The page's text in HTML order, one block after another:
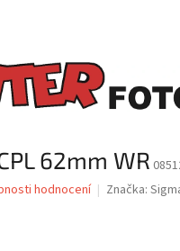
62mm WR
hodnocení Značka: